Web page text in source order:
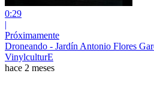
0:29
|
Próximamente
Droneando - Jardín Antonio Flores
VinylculturE
hace 2 meses